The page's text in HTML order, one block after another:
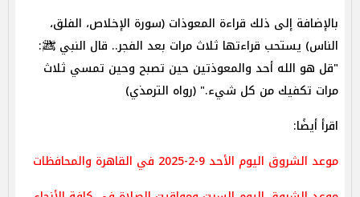
بالإضافة إلى ذلك قراءة المعوذات (سورة الإخلاص، الفلق،
الناس) يستحب قراءتها ثلاث مرات بعد الفجر.. قال النبي ﷺ:
"قل هو الله أحد والمعوذتين حين تصبح وحين تمسي ثلاث
مرات تكفيك من كل شيء." (رواه الترمذي)
اقرأ أيضًا:
موعد الشروق اليوم الأحد 9-2-2025 في القاهرة والمحافظات